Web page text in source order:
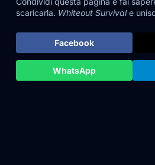
scaricarla. Whiteout Survivale
Facebook
WhatsApp